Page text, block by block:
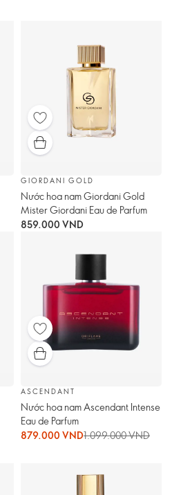
GIORDANI GOLD
Nước hoa nam Giordani Gold
Mister Giordani Eau de Parfum
859.000 VND
ASCENDANT
Nước hoa nam Ascendant Intense
Eau de Parfum
879.000 VND1.099.000 VND